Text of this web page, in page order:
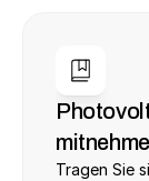
Tragen Sie